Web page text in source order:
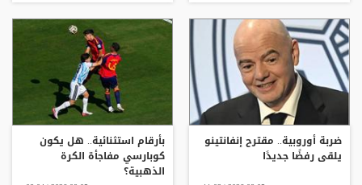
ضربة أوروبية.. مقترح إنفانتينو
يلقى رفضًا جديدًا
بأرقام استثنائية.. هل يكون
كوبارسي مفاجأة الكرة
الذهبية؟